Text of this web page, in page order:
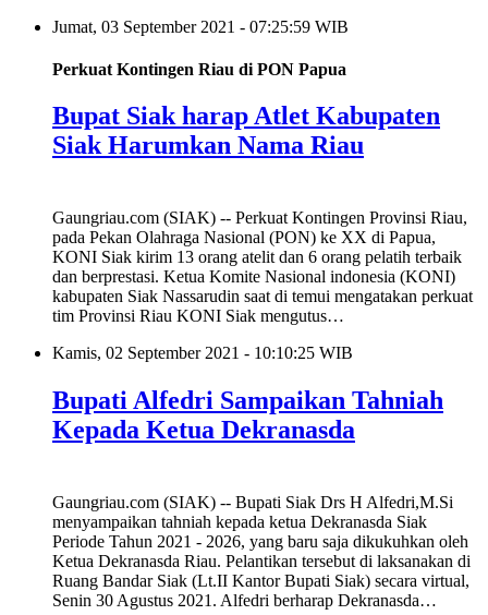
Jumat, 03 September 2021 - 07:25:59 WIB
Perkuat Kontingen Riau di PON Papua
Bupat Siak harap Atlet Kabupaten
Siak Harumkan Nama Riau
Gaungriau.com (SIAK) -- Perkuat Kontingen Provinsi Riau,
pada Pekan Olahraga Nasional (PON) ke XX di Papua,
KONI Siak kirim 13 orang atelit dan 6 orang pelatih terbaik
dan berprestasi. Ketua Komite Nasional indonesia (KONI)
kabupaten Siak Nassarudin saat di temui mengatakan perkuat
tim Provinsi Riau KONI Siak mengutus…
Kamis, 02 September 2021 - 10:10:25 WIB
Bupati Alfedri Sampaikan Tahniah
Kepada Ketua Dekranasda
Gaungriau.com (SIAK) -- Bupati Siak Drs H Alfedri,M.Si
menyampaikan tahniah kepada ketua Dekranasda Siak
Periode Tahun 2021 - 2026, yang baru saja dikukuhkan oleh
Ketua Dekranasda Riau. Pelantikan tersebut di laksanakan di
Ruang Bandar Siak (Lt.II Kantor Bupati Siak) secara virtual,
Senin 30 Agustus 2021. Alfedri berharap Dekranasda…